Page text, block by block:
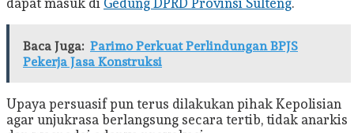
Baca Juga: Parimo Perkuat Perlindungan BPJS
Pekerja Jasa Konstruksi
Upaya persuasif pun terus dilakukan pihak Kepolisian
agar unjukrasa berlangsung secara tertib, tidak anarkis